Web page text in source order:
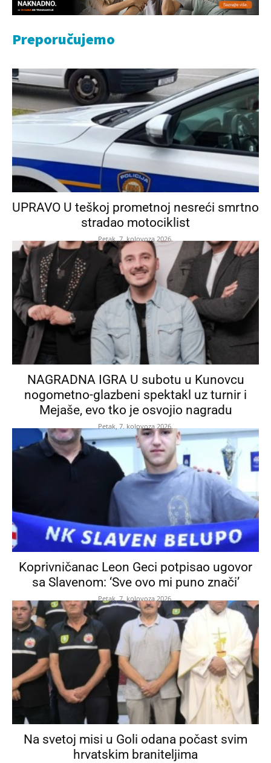
Preporučujemo
UPRAVO U teškoj prometnoj nesreći smrtno
stradao motociklist
Petak, 7. kolovoza 2026.
NAGRADNA IGRA U subotu u Kunovcu
nogometno-glazbeni spektakl uz turnir i
Mejaše, evo tko je osvojio nagradu
Petak, 7. kolovoza 2026.
Koprivničanac Leon Geci potpisao ugovor
sa Slavenom: ‘Sve ovo mi puno znači’
Petak, 7. kolovoza 2026.
Na svetoj misi u Goli odana počast svim
hrvatskim braniteljima